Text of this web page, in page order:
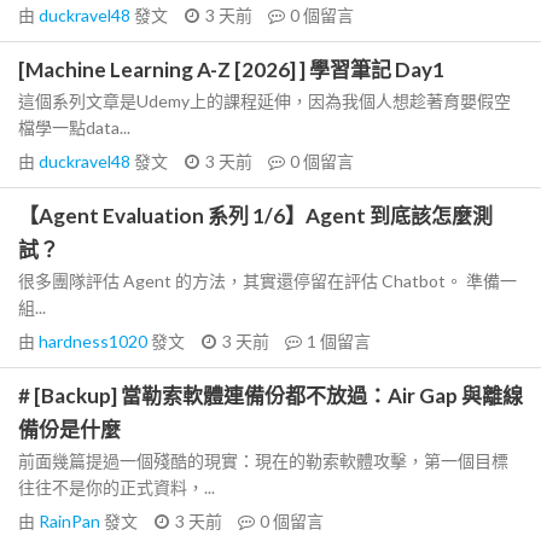
由 duckravel48 發文 3 天前 0個留言
[Machine Learning A-Z [2026] ] 學習筆記 Day1
這個系列文章是Udemy上的課程延伸，因為我個人想趁著育嬰假空
檔學一點data...
由 duckravel48 發文 3 天前 0個留言
【Agent Evaluation 系列 1/6】Agent 到底該怎麼測
試？
很多團隊評估 Agent 的方法，其實還停留在評估 Chatbot。 準備一
組...
由 hardness1020發文 3 天前 1 個留言
# [Backup] 當勒索軟體連備份都不放過：Air Gap 與離線
備份是什麼
前面幾篇提過一個殘酷的現實：現在的勒索軟體攻擊，第一個目標
往往不是你的正式資料，...
由 RainPan 發文 3 天前 0個留言